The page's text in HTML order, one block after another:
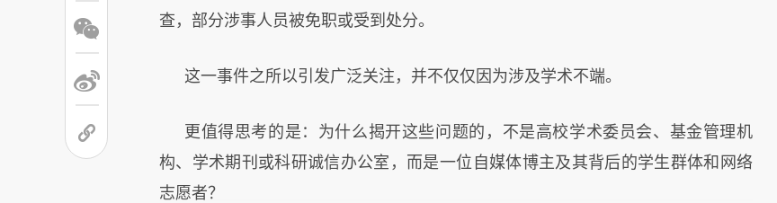
查，部分涉事人员被免职或受到处分。
这一事件之所以引发广泛关注，并不仅仅因为涉及学术不端。
更值得思考的是：为什么揭开这些问题的，不是高校学术委员会、基金管理机
构、学术期刊或科研诚信办公室，而是一位自媒体博主及其背后的学生群体和网络
志愿者？